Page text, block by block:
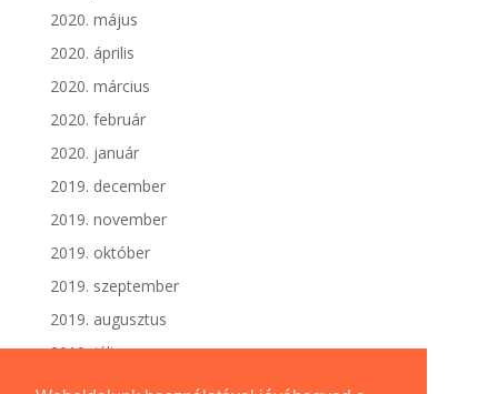
2020. május
2020. április
2020. március
2020. február
2020. január
2019. december
2019. november
2019. október
2019. szeptember
2019. augusztus
2019. július
2019. június